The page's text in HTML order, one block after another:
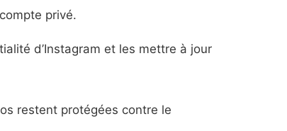
privé.
d’Instagram et les mettre à jour
restent protégées contre le